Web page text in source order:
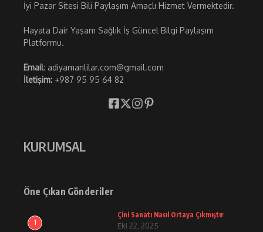
İyi Pazar Sitesi Bili Paylaşım Amaçlı Hizmet Vermektedir.
Hayata Dair Yaşam Sağlık İş Güncel Bilgi Paylaşım
Platformu.
Email: adiyamanlilar.com@gmail.com
İletişim: +987 95 95 64 82
KURUMSAL
Öne Çıkan Gönderiler
1
Çini Sanatı Nasıl Ortaya Çıkmıştır
Eki 22, 2025